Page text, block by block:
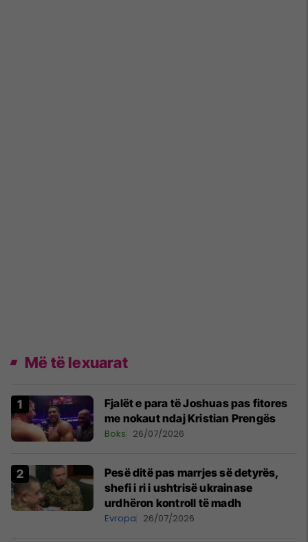
Më të lexuarat
Fjalët e para të Joshuas pas fitores
me nokaut ndaj Kristian Prengës
Boks 26/07/2026
Pesë ditë pas marrjes së detyrës,
shefi i ri i ushtrisë ukrainase
urdhëron kontroll të madh
Evropa 26/07/2026